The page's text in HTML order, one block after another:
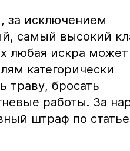
за исключением
самый высокий
любая искра может
категорически
траву, бросать
работы. За
штраф по